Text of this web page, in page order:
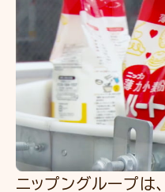
ニップングループは、